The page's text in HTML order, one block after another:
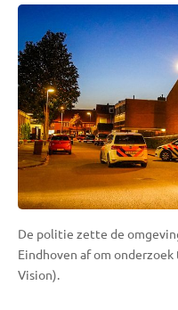
De politie zette de
Eindhoven af om
Vision).